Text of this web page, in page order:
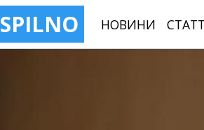
SPILNO НОВИНИ